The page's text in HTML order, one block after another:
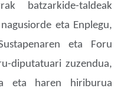
batzarkide-taldeak
eta Enplegu,
eta Foru
diputatuari zuzendua,
eta haren hiriburua